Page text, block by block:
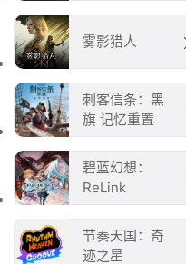
雾影猎人
刺客信条：黑
旗 记忆重置
碧蓝幻想：
ReLink
节奏天国：奇
迹之星